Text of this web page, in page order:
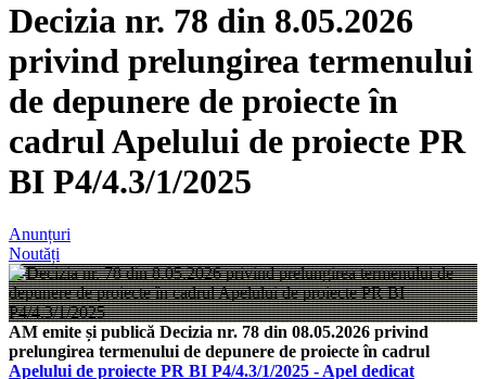
Decizia nr. 78 din 8.05.2026
privind prelungirea termenului
de depunere de proiecte în
cadrul Apelului de proiecte PR
BI P4/4.3/1/2025
Anunțuri
Noutăți
AM emite și publică Decizia nr. 78 din 08.05.2026 privind
prelungirea termenului de depunere de proiecte în cadrul
Apelului de proiecte PR BI P4/4.3/1/2025 - Apel dedicat